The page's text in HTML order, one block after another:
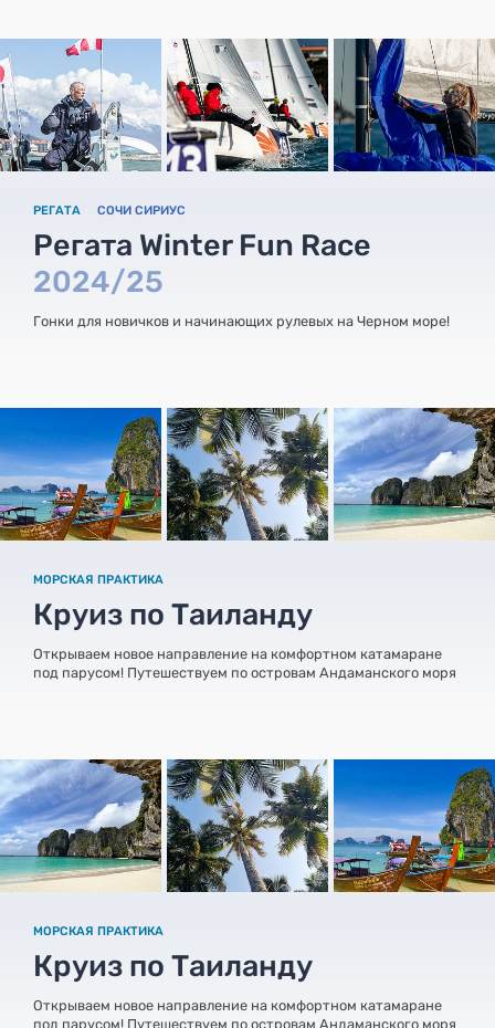
РЕГАТА СОЧИ СИРИУС
Регата Winter Fun Race
2024/25
Гонки для новичков и начинающих рулевых на Черном море!
МОРСКАЯ ПРАКТИКА
Круиз по Таиланду
Открываем новое направление на комфортном катамаране
под парусом! Путешествуем по островам Андаманского моря
МОРСКАЯ ПРАКТИКА
Круиз по Таиланду
Открываем новое направление на комфортном катамаране
под парусом! Путешествуем по островам Андаманского моря